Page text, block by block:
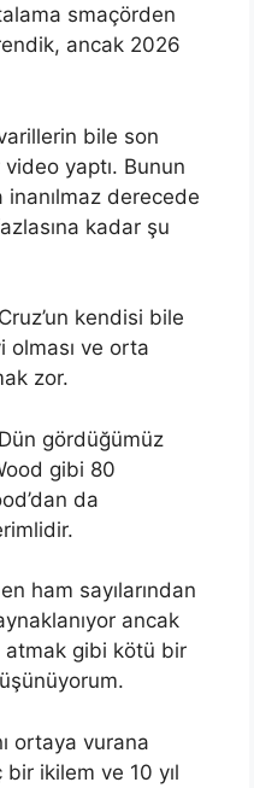
smaçörden
ancak 2026
bile son
yaptı. Bunun
derecede
kadar şu
kendisi bile
olması ve orta
zor.
gördüğümüz
gibi 80
da
ham sayılarından
ancak
atmak gibi kötü bir
ortaya vurana
ikilem ve 10 yıl